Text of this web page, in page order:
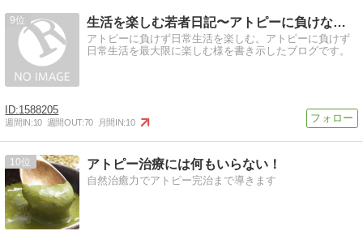
9 生活を楽しむ若者日記〜アトピーに負けない〜
アトピーに負けず日常生活を楽しむ。アトピーに負けず
日常生活を最大限に楽しむ様を書き示したブログです。
1588205
週間IN:10 週間OUT:70 月間IN:10
10 アトピー治療には何もいらない！
自然治癒力でアトピー完治まで導きます